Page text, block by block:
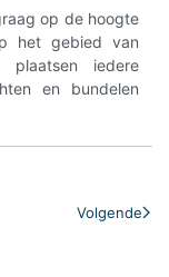
op de hoogte
het gebied van
plaatsen iedere
en bundelen
Volgende